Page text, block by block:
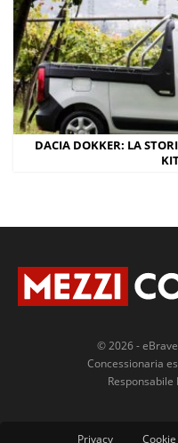
DACIA DOKKER: LA
© 2026 -
Concessionaria
Responsabile
Privacy